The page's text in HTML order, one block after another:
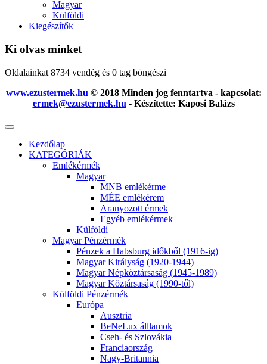
Magyar
Külföldi
Kiegészítők
Ki olvas minket
Oldalainkat 8734 vendég és 0 tag böngészi
www.ezustermek.hu © 2018 Minden jog fenntartva - kapcsolat:
ermek@ezustermek.hu - Készítette: Kaposi Balázs
Kezdőlap
KATEGÓRIÁK
Emlékérmék
Magyar
MNB emlékérme
MÉE emlékérem
Aranyozott érmek
Egyéb emlékérmek
Külföldi
Magyar Pénzérmék
Pénzek a Habsburg időkből (1916-ig)
Magyar Királyság (1920-1944)
Magyar Népköztársaság (1945-1989)
Magyar Köztársaság (1990-től)
Külföldi Pénzérmék
Európa
Ausztria
BeNeLux álllamok
Cseh- és Szlovákia
Franciaország
Nagy-Britannia